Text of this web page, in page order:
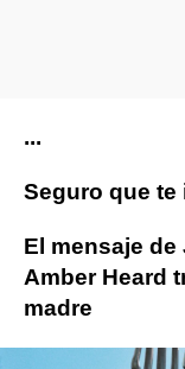
...
Seguro que te
El mensaje
Amber Heard
madre